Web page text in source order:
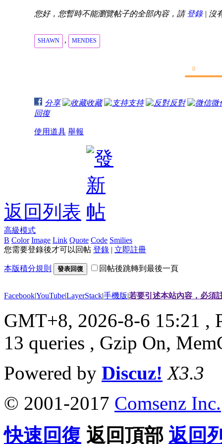
您好，您暫時不能瀏覽帖子的全部內容，請登錄| 沒
SHAWN , MENDES
0
分享 收藏 支持 反對
微
回復
使用道具 舉報
返回列表
高級模式
B Color Image Link Quote Code Smilies
您需要登錄後才可以回帖 登錄 | 立即註冊
本版積分規則 發表回復 回帖後跳轉到最後一頁
Facebook|YouTube|LayerStack|手機版|若要引述本站內容，必須
GMT+8, 2026-8-6 15:21 ,
13 queries , Gzip On,
Powered by Discuz! X3.3
© 2001-2017 Comsenz Inc.
快速回復 返回頂部 返回